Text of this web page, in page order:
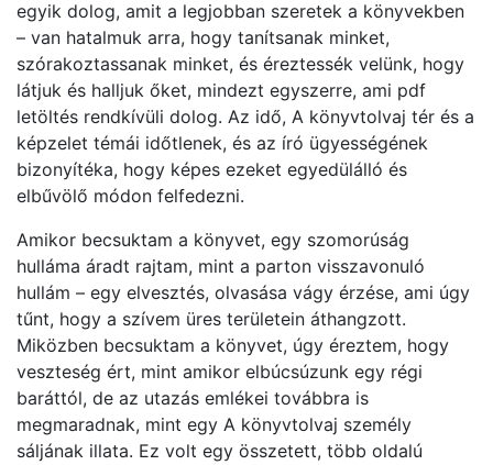
egyik dolog, amit a legjobban szeretek a könyvekben
– van hatalmuk arra, hogy tanítsanak minket,
szórakoztassanak minket, és éreztessék velünk, hogy
látjuk és halljuk őket, mindezt egyszerre, ami pdf
letöltés rendkívüli dolog. Az idő, A könyvtolvaj tér és a
képzelet témái időtlenek, és az író ügyességének
bizonyítéka, hogy képes ezeket egyedülálló és
elbűvölő módon felfedezni.
Amikor becsuktam a könyvet, egy szomorúság
hulláma áradt rajtam, mint a parton visszavonuló
hullám – egy elvesztés, olvasása vágy érzése, ami úgy
tűnt, hogy a szívem üres területein áthangzott.
Miközben becsuktam a könyvet, úgy éreztem, hogy
veszteség ért, mint amikor elbúcsúzunk egy régi
baráttól, de az utazás emlékei továbbra is
megmaradnak, mint egy A könyvtolvaj személy
sáljának illata. Ez volt egy összetett, több oldalú